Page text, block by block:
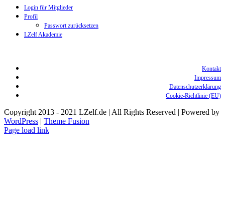
Login für Mitglieder
Profil
Passwort zurücksetzen
LZelf Akademie
Kontakt
Impressum
Datenschutzerklärung
Cookie-Richtlinie (EU)
Copyright 2013 - 2021 LZelf.de | All Rights Reserved | Powered by
WordPress | Theme Fusion
Facebook
Instagram
X
Page load link